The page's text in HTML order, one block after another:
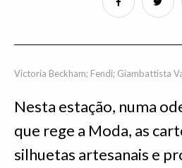
Victoria Beckham; Fendi; Giambattista
Nesta estação, numa
que rege a Moda, as
silhuetas artesanais e